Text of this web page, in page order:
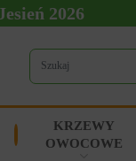
2026
KRZEWY
OWOCOWE